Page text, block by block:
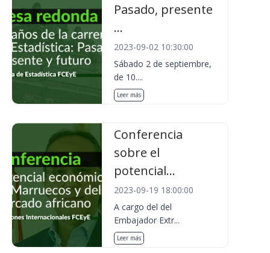
Pasado, presente
...
2023-09-02 10:30:00
Sábado 2 de septiembre,
de 10....
Leer más
Conferencia
sobre el
potencial...
2023-09-19 18:00:00
A cargo del del
Embajador Extr...
Leer más